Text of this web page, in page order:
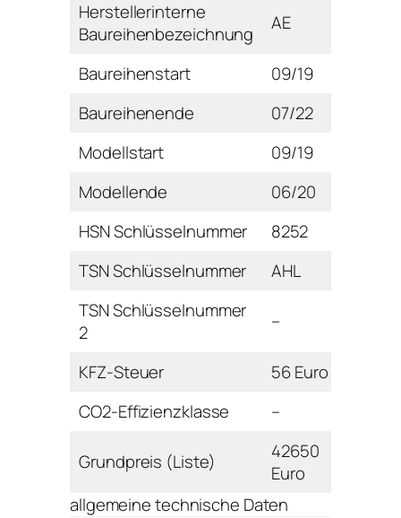
Herstellerinterne
Baureihenbezeichnung
AE
Baureihenstart
09/19
Baureihenende
07/22
Modellstart
09/19
Modellende
06/20
HSN Schlüsselnummer
8252
TSN Schlüsselnummer
AHL
TSN Schlüsselnummer
2
–
KFZ-Steuer
56 Euro
CO2-Effizienzklasse
–
Grundpreis (Liste)
42650
Euro
allgemeine technische Daten